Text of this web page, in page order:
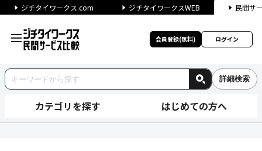
ジチタイワークス.com ジチタイワークスWEB 民間サ
会員登録(無料) ログイン
詳細検索
カテゴリを探す はじめての方へ